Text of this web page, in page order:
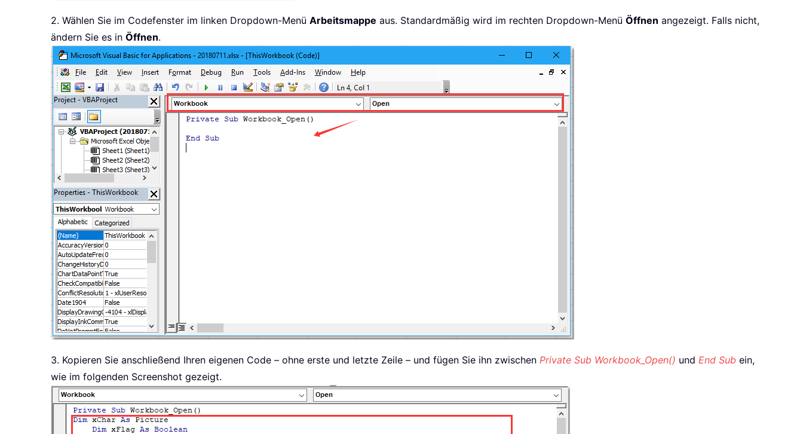
2. Wählen Sie im Codefenster im linken Dropdown-Menü Arbeitsmappe aus. Standardmäßig wird im rechten Dropdown-Menü Öffnen angezeigt. Falls nicht,
ändern Sie es in Öffnen.
3. Kopieren Sie anschließend Ihren eigenen Code – ohne erste und letzte Zeile – und fügen Sie ihn zwischen Private Sub Workbook_Open() und End Sub ein,
wie im folgenden Screenshot gezeigt.